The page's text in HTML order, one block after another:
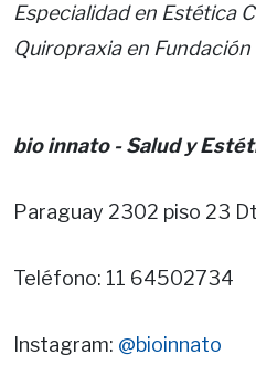
Especialidad en Estética
Quiropraxia en Fundación
bio innato - Salud y
Paraguay 2302 piso 23
Teléfono: 11 64502734
Instagram: @bioinnato